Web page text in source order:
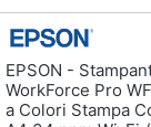
EPSON -
WorkForce Pro
a Colori Stampa